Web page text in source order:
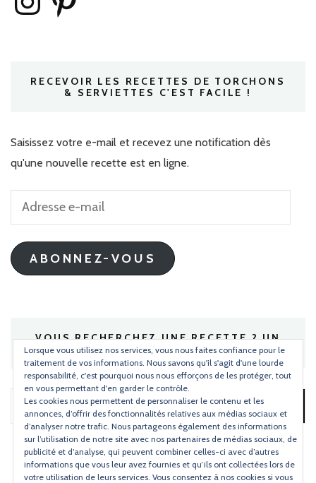
RECEVOIR LES RECETTES DE TORCHONS
& SERVIETTES C'EST FACILE !
Saisissez votre e-mail et recevez une notification dès
qu'une nouvelle recette est en ligne.
Adresse
mail
ABONNEZ-VOUS
VOUS RECHERCHEZ UNE RECETTE ? UN
INGRÉDIENT ?
Rechercher :
Lorsque vous utilisez nos services, vous nous faites confiance pour le
traitement de vos informations. Nous savons qu'il s'agit d'une lourde
responsabilité, c'est pourquoi nous nous efforçons de les protéger, tout
en vous permettant d'en garder le contrôle.
Les cookies nous permettent de personnaliser le contenu et les
annonces, d’offrir des fonctionnalités relatives aux médias sociaux et
d’analyser notre trafic. Nous partageons également des informations
sur l’utilisation de notre site avec nos partenaires de médias sociaux, de
publicité et d’analyse, qui peuvent combiner celles-ci avec d’autres
informations que vous leur avez fournies et qu’ils ont collectées lors de
votre utilisation de leurs services. Vous consentez à nos cookies si vous